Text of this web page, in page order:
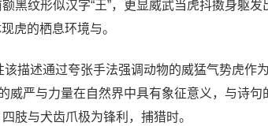
黑纹形似汉字“王”，更显威武当虎抖擞身躯
虎的栖息环境与。
该描述通过夸张手法强调动物的威猛气势虎作
威严与力量在自然界中具有象征意义，与诗
肢与犬齿爪极为锋利，捕猎时。